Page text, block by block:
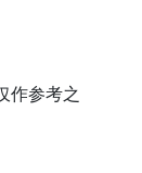
作参考之